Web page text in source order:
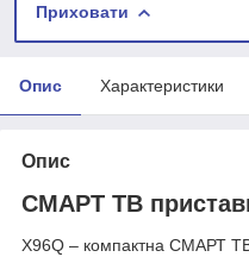
Приховати
Опис Характеристики
Опис
СМАРТ ТВ
X96Q – компактна СМАРТ ТВ